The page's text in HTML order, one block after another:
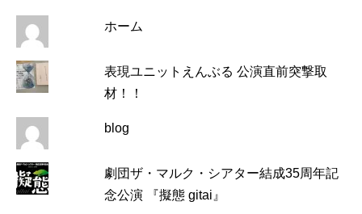
ホーム
表現ユニットえんぶる 公演直前突撃取
材！！
blog
劇団ザ・マルク・シアター結成35周年記
念公演 『擬態 gitai』